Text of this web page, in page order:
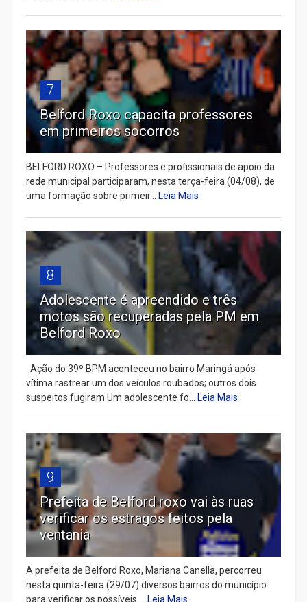
7
Belford Roxo capacita professores
em primeiros socorros
BELFORD ROXO – Professores e profissionais de apoio da
rede municipal participaram, nesta terça-feira (04/08), de
uma formação sobre primeir...
Leia Mais
8
Adolescente é apreendido e três
motos são recuperadas pela PM em
Belford Roxo
Ação do 39º BPM aconteceu no bairro Maringá após
vítima rastrear um dos veículos roubados; outros dois
suspeitos fugiram Um adolescente fo...
Leia Mais
9
Prefeita de Belford roxo vai às ruas
verificar os estragos feitos pela
ventania
A prefeita de Belford Roxo, Mariana Canella, percorreu
nesta quinta-feira (29/07) diversos bairros do município
para verificar os possíveis ...
Leia Mais